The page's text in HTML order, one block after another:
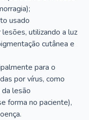
usado
utilizando a luz
cutânea e
para o
por vírus, como
lesão
forma no paciente),